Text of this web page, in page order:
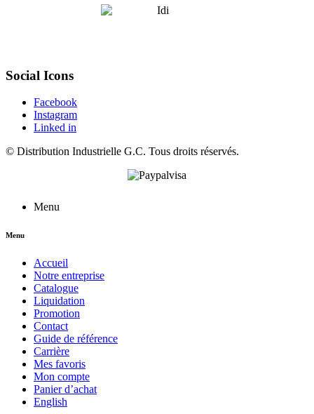
Social Icons
Facebook
Instagram
Linked in
© Distribution Industrielle G.C. Tous droits réservés.
Menu
Menu
Accueil
Notre entreprise
Catalogue
Liquidation
Promotion
Contact
Guide de référence
Carrière
Mes favoris
Mon compte
Panier d’achat
English